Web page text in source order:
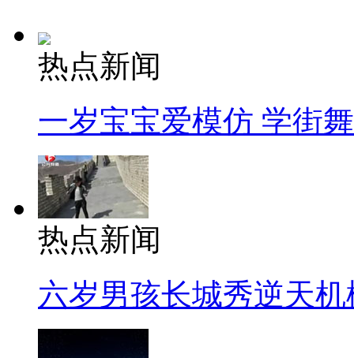
热点新闻
一岁宝宝爱模仿 学街
热点新闻
六岁男孩长城秀逆天机